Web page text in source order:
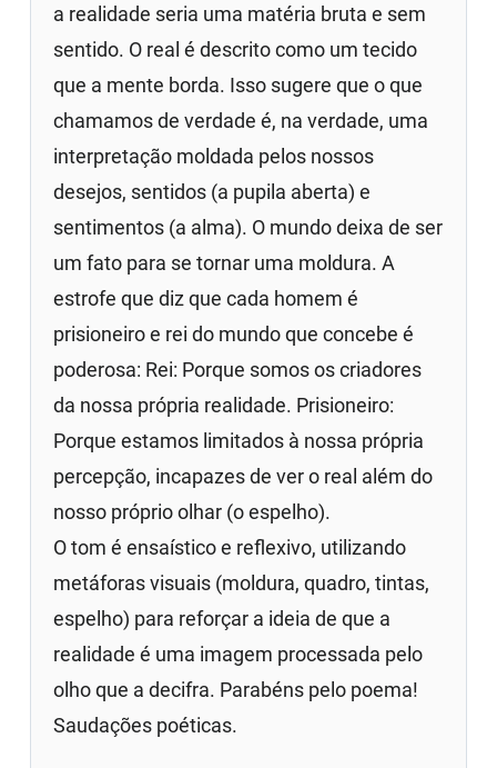
a realidade seria uma matéria bruta e sem
sentido. O real é descrito como um tecido
que a mente borda. Isso sugere que o que
chamamos de verdade é, na verdade, uma
interpretação moldada pelos nossos
desejos, sentidos (a pupila aberta) e
sentimentos (a alma). O mundo deixa de ser
um fato para se tornar uma moldura. A
estrofe que diz que cada homem é
prisioneiro e rei do mundo que concebe é
poderosa: Rei: Porque somos os criadores
da nossa própria realidade. Prisioneiro:
Porque estamos limitados à nossa própria
percepção, incapazes de ver o real além do
nosso próprio olhar (o espelho).
O tom é ensaístico e reflexivo, utilizando
metáforas visuais (moldura, quadro, tintas,
espelho) para reforçar a ideia de que a
realidade é uma imagem processada pelo
olho que a decifra. Parabéns pelo poema!
Saudações poéticas.